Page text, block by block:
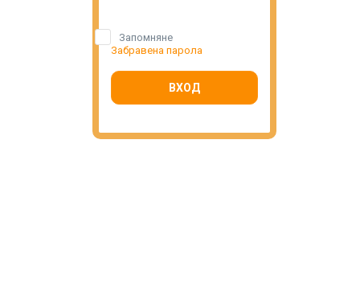
Запомняне
Забравена парола
ВХОД